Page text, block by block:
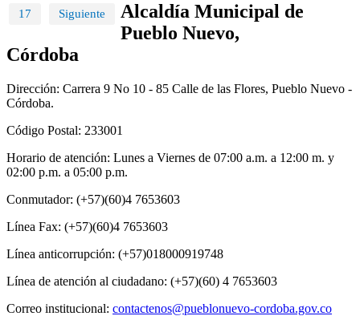
17 Siguiente
Alcaldía Municipal de
Pueblo Nuevo,
Córdoba
Dirección: Carrera 9 No 10 - 85 Calle de las Flores, Pueblo Nuevo -
Córdoba.
Código Postal: 233001
Horario de atención: Lunes a Viernes de 07:00 a.m. a 12:00 m. y
02:00 p.m. a 05:00 p.m.
Conmutador: (+57)(60)4 7653603
Línea Fax: (+57)(60)4 7653603
Línea anticorrupción: (+57)018000919748
Línea de atención al ciudadano: (+57)(60) 4 7653603
Correo institucional: contactenos@pueblonuevo-cordoba.gov.co